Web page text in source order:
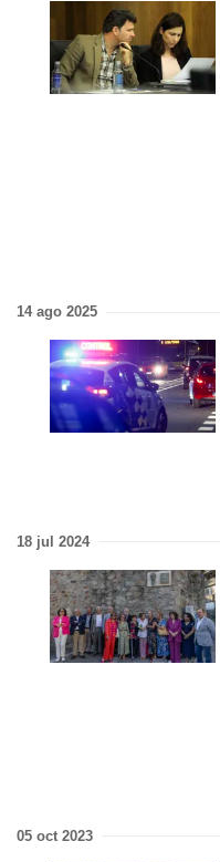
14 ago 2025
18 jul 2024
05 oct 2023